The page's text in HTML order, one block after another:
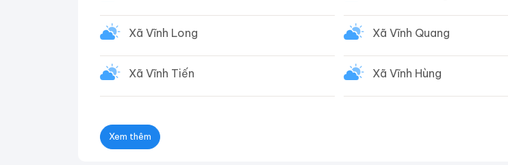
Xã Vĩnh Long
Xã Vĩnh Tiến
Xã Vĩnh Quang
Xã Vĩnh Hùng
Xem thêm